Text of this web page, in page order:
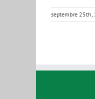
septembre 25th,